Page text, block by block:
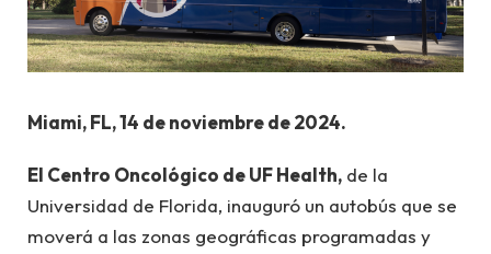
Miami, FL, 14 de noviembre de 2024.
El Centro Oncológico de UF Health, de la
Universidad de Florida, inauguró un autobús que se
moverá a las zonas geográficas programadas y